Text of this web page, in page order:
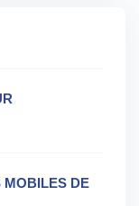
MOBILES DE